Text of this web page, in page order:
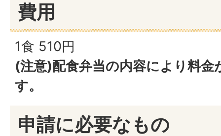
費用
1食 510円
(注意)配食弁当の内容により料
す。
申請に必要なもの